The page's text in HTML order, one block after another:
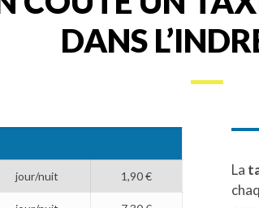
DANS
jour/nuit 1,90 € La